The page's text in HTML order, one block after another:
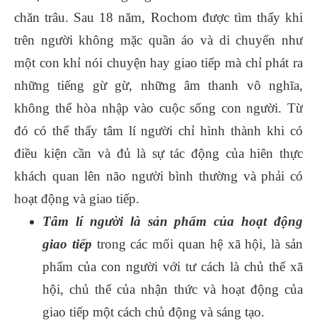
chăn trâu. Sau 18 năm, Rochom được tìm thấy khi
trên người không mặc quần áo và di chuyển như
một con khỉ nói chuyện hay giao tiếp mà chỉ phát ra
những tiếng gừ gừ, những âm thanh vô nghĩa,
không thể hòa nhập vào cuộc sống con người. Từ
đó có thể thấy tâm lí người chỉ hình thành khi có
điều kiện cần và đủ là sự tác động của hiên thực
khách quan lên não người bình thường và phải có
hoạt động và giao tiếp.
Tâm lí người là sản phẩm của hoạt động
giao tiếp trong các mối quan hệ xã hội, là sản
phẩm của con người với tư cách là chủ thể xã
hội, chủ thể của nhận thức và hoạt động của
giao tiếp một cách chủ động và sáng tạo.